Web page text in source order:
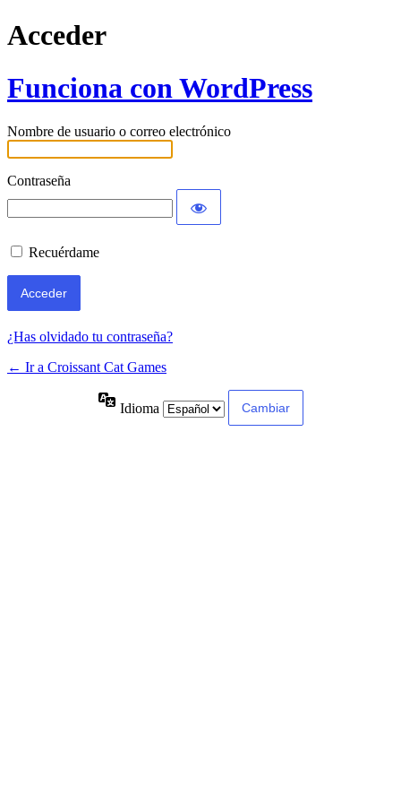
Acceder
Funciona con WordPress
Nombre de usuario o correo electrónico
Contraseña
Recuérdame
¿Has olvidado tu contraseña?
← Ir a Croissant Cat Games
Idioma